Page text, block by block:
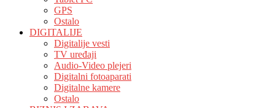
GPS
Ostalo
DIGITALIJE
Digitalije vesti
TV uređaji
Audio-Video plejeri
Digitalni fotoaparati
Digitalne kamere
Ostalo